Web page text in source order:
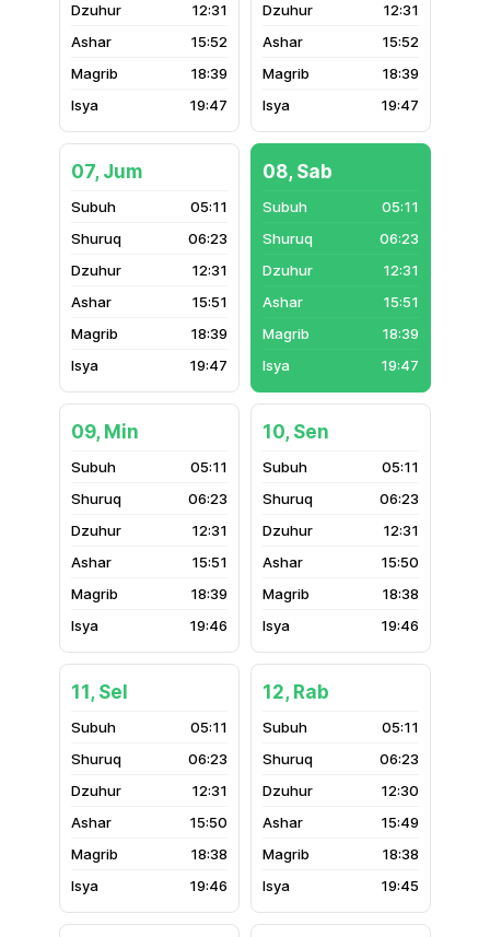
12:31
15:52
18:39
19:47
12:31
15:52
18:39
19:47
07, Jum
05:11
06:23
12:31
15:51
18:39
19:47
08, Sab
05:11
06:23
12:31
15:51
18:39
19:47
09, Min
05:11
06:23
12:31
15:51
18:39
19:46
10, Sen
05:11
06:23
12:31
15:50
18:38
19:46
11, Sel
05:11
06:23
12:31
15:50
18:38
19:46
12, Rab
05:11
06:23
12:30
15:49
18:38
19:45